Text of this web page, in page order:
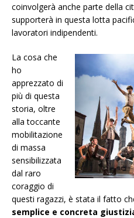
coinvolgerà anche parte della
supporterà in questa lotta
lavoratori indipendenti.
La cosa che
ho
apprezzato di
più di questa
storia, oltre
alla toccante
mobilitazione
di massa
sensibilizzata
dal raro
coraggio di
questi ragazzi, è stata il fatto
semplice e concreta